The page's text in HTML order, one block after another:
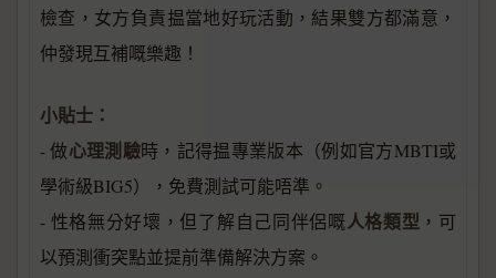
檢查，女方負責揾當地好玩活動，結果雙方都滿意，
仲發現互補嘅樂趣！
小貼士：
- 做心理測驗時，記得揾專業版本（例如官方MBTI或
學術級BIG5），免費測試可能唔準。
- 性格無分好壞，但了解自己同伴侶嘅人格類型 ，可
以預測衝突點並提前準備解決方案。